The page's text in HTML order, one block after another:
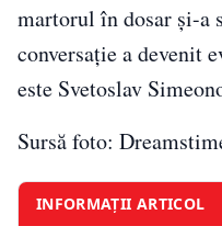
martorul în dosar şi-a
conversaţie a devenit
este Svetoslav
Sursă foto:
INFORMAȚII ARTICOL